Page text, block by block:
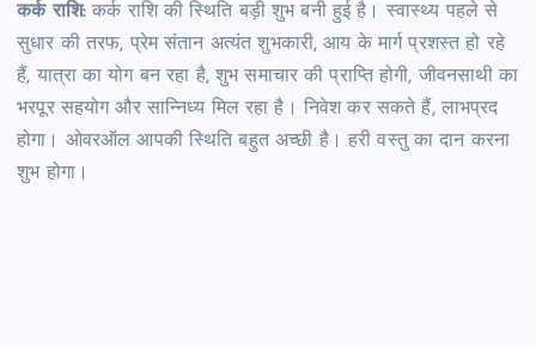
कर्क राशि:कर्क राशि की स्थिति बड़ी शुभ बनी हुई है। स्वास्थ्य पहले से
सुधार की तरफ, प्रेम संतान अत्यंत शुभकारी, आय के मार्ग प्रशस्त हो रहे
हैं, यात्रा का योग बन रहा है, शुभ समाचार की प्राप्ति होगी, जीवनसाथी का
भरपूर सहयोग और सान्निध्य मिल रहा है। निवेश कर सकते हैं, लाभप्रद
होगा। ओवरऑल आपकी स्थिति बहुत अच्छी है। हरी वस्तु का दान करना
शुभ होगा।